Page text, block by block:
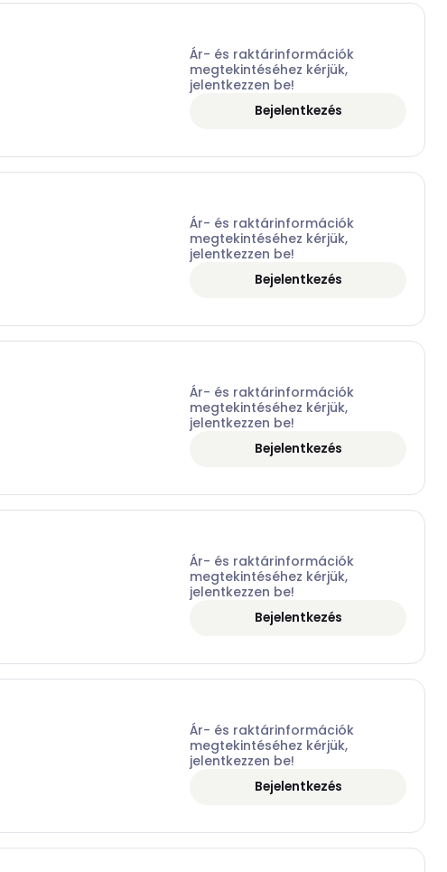
Ár- és raktárinformációk
megtekintéséhez kérjük,
jelentkezzen be!
Bejelentkezés
Ár- és raktárinformációk
megtekintéséhez kérjük,
jelentkezzen be!
Bejelentkezés
Ár- és raktárinformációk
megtekintéséhez kérjük,
jelentkezzen be!
Bejelentkezés
Ár- és raktárinformációk
megtekintéséhez kérjük,
jelentkezzen be!
Bejelentkezés
Ár- és raktárinformációk
megtekintéséhez kérjük,
jelentkezzen be!
Bejelentkezés